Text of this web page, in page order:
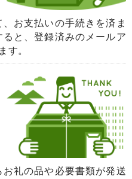
お支払いの手続きを済ま
と、登録済みのメールア
す。
礼の品や必要書類が発送